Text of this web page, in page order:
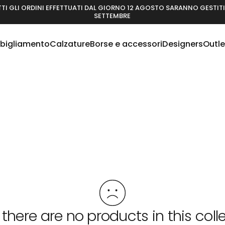
GLI ORDINI EFFETTUATI DAL GIORNO 12 AGOSTO SARANNO GESTITI
SETTEMBRE
CalzatureBorse e accessoriDesigners
there are no products in this